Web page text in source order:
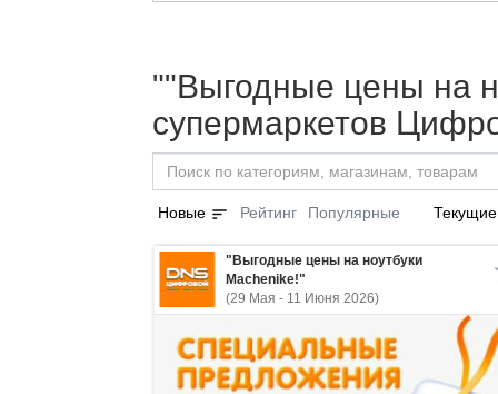
""Выгодные цены на
супермаркетов
Новые sort Рейтинг Популярные Текущие
"Выгодные цены на ноутбуки
Machenike!"
(29 Мая - 11 Июня 2026)